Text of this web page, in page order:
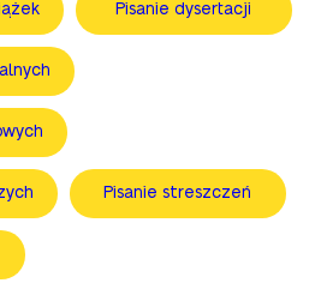
Pisanie dysertacji
Pisanie streszczeń